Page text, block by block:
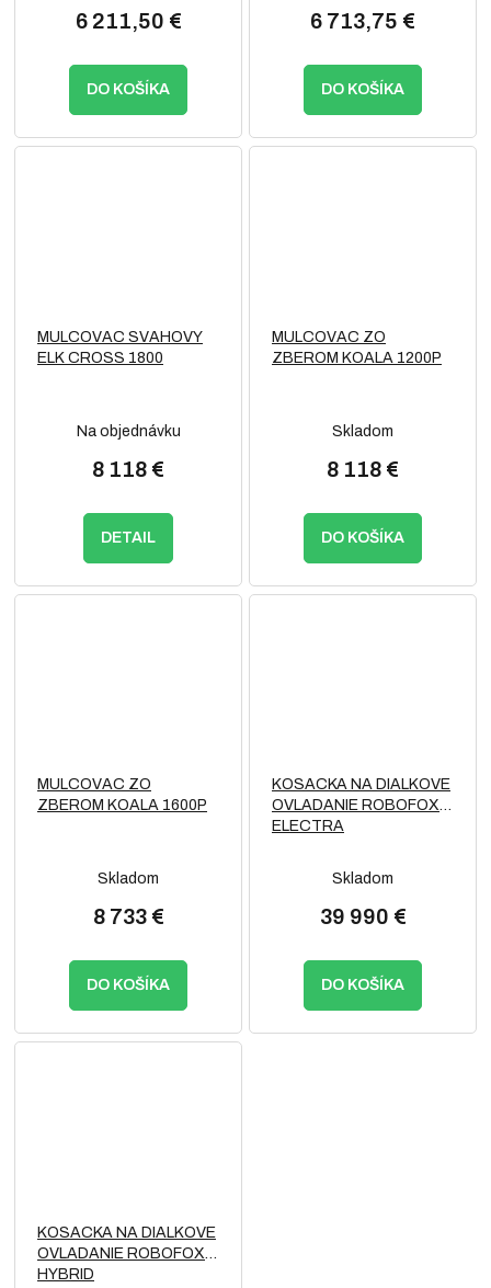
6 211,50 €
DO KOŠÍKA
6 713,75 €
DO KOŠÍKA
MULCOVAC SVAHOVY
ELK CROSS 1800
Na objednávku
8 118 €
DETAIL
MULCOVAC ZO
ZBEROM KOALA 1200P
Skladom
8 118 €
DO KOŠÍKA
MULCOVAC ZO
ZBEROM KOALA 1600P
Skladom
8 733 €
DO KOŠÍKA
KOSACKA NA DIALKOVE
OVLADANIE ROBOFOX
ELECTRA
Skladom
39 990 €
DO KOŠÍKA
KOSACKA NA DIALKOVE
OVLADANIE ROBOFOX
HYBRID